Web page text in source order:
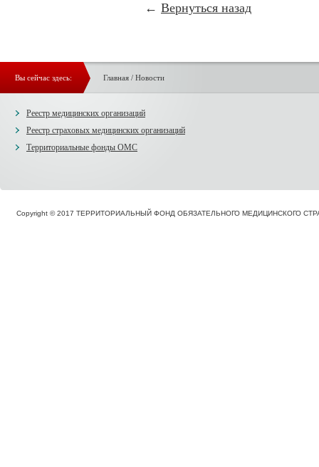
← Вернуться назад
Вы сейчас здесь: Главная/ Новости
Реестр медицинских организаций
Реестр страховых медицинских организаций
Территориальные фонды ОМС
Copyright © 2017 ТЕРРИТОРИАЛЬНЫЙ ФОНД ОБЯЗАТЕЛЬНОГО МЕДИЦИНСКОГО